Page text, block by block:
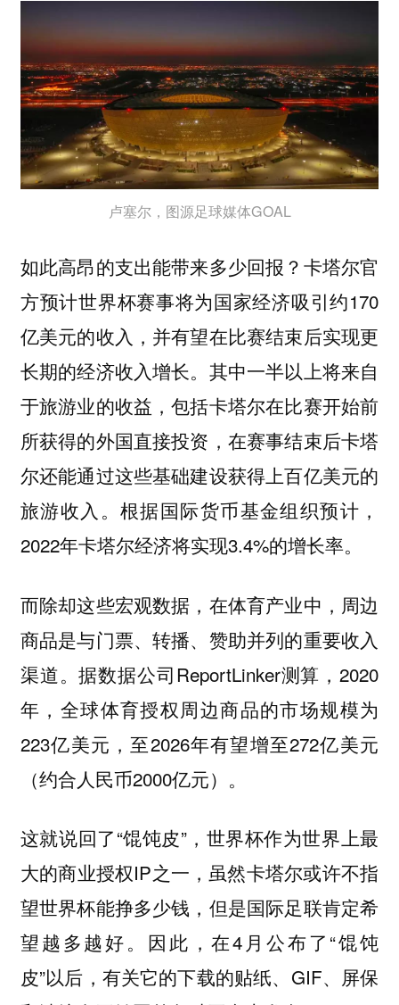
卢塞尔，图源足球媒体GOAL
如此高昂的支出能带来多少回报？卡塔尔官
方预计世界杯赛事将为国家经济吸引约170
亿美元的收入，并有望在比赛结束后实现更
长期的经济收入增长。其中一半以上将来自
于旅游业的收益，包括卡塔尔在比赛开始前
所获得的外国直接投资，在赛事结束后卡塔
尔还能通过这些基础建设获得上百亿美元的
旅游收入。根据国际货币基金组织预计，
2022年卡塔尔经济将实现3.4%的增长率。
而除却这些宏观数据，在体育产业中，周边
商品是与门票、转播、赞助并列的重要收入
渠道。据数据公司ReportLinker测算，2020
年，全球体育授权周边商品的市场规模为
223亿美元，至2026年有望增至272亿美元
（约合人民币2000亿元）。
这就说回了“馄饨皮”，世界杯作为世界上最
大的商业授权IP之一，虽然卡塔尔或许不指
望世界杯能挣多少钱，但是国际足联肯定希
望越多越好。因此，在4月公布了“馄饨
皮”以后，有关它的下载的贴纸、GIF、屏保